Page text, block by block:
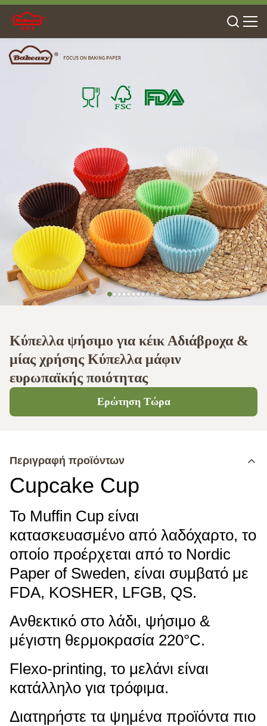
Κύπελλα ψήσιμο για κέικ Αδιάβροχα &
μίας χρήσης Κύπελλα μάφιν
ευρωπαϊκής ποιότητας
Ερώτηση Τώρα
Περιγραφή προϊόντων
Cupcake Cup
Το Muffin Cup είναι
κατασκευασμένο από λαδόχαρτο, το
οποίο προέρχεται από το Nordic
Paper of Sweden, είναι συμβατό με
FDA, KOSHER, LFGB, QS.
Ανθεκτικό στο λάδι, ψήσιμο &
μέγιστη θερμοκρασία 220°C.
Flexo-printing, το μελάνι είναι
κατάλληλο για τρόφιμα.
Διατηρήστε τα ψημένα προϊόντα πιο